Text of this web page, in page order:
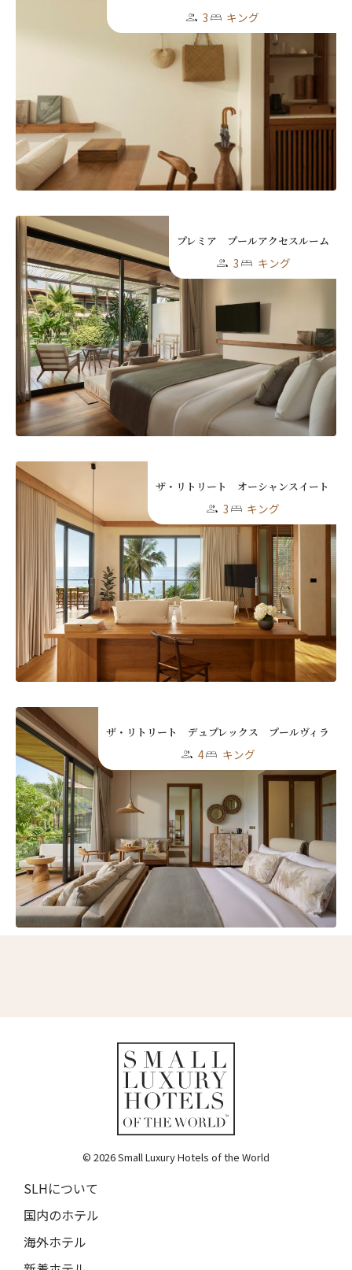
3 キング
プレミア プールアクセスルーム
3 キング
ザ・リトリート オーシャンスイート
3 キング
ザ・リトリート デュプレックス プールヴィラ
4 キング
© 2026 Small Luxury Hotels of the World
SLHについて
国内のホテル
海外ホテル